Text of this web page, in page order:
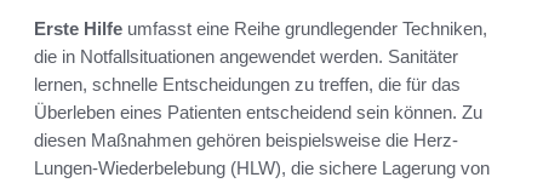
Erste Hilfe umfasst eine Reihe grundlegender Techniken,
die in Notfallsituationen angewendet werden. Sanitäter
lernen, schnelle Entscheidungen zu treffen, die für das
Überleben eines Patienten entscheidend sein können. Zu
diesen Maßnahmen gehören beispielsweise die Herz-
Lungen-Wiederbelebung (HLW), die sichere Lagerung von